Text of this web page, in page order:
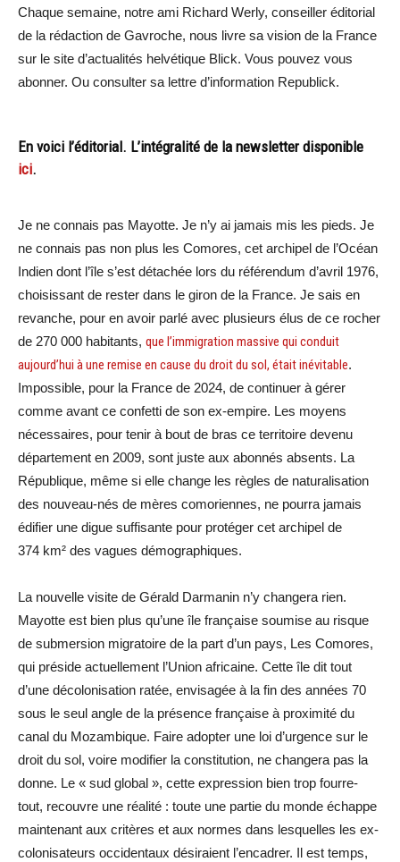
Chaque semaine, notre ami Richard Werly, conseiller éditorial
de la rédaction de Gavroche, nous livre sa vision de la France
sur le site d’actualités helvétique Blick. Vous pouvez vous
abonner. Ou consulter sa lettre d’information Republick.
En voici l’éditorial. L’intégralité de la newsletter disponible
ici.
Je ne connais pas Mayotte. Je n’y ai jamais mis les pieds. Je
ne connais pas non plus les Comores, cet archipel de l’Océan
Indien dont l’île s’est détachée lors du référendum d’avril 1976,
choisissant de rester dans le giron de la France. Je sais en
revanche, pour en avoir parlé avec plusieurs élus de ce rocher
de 270 000 habitants, que l’immigration massive qui conduit
aujourd’hui à une remise en cause du droit du sol, était inévitable.
Impossible, pour la France de 2024, de continuer à gérer
comme avant ce confetti de son ex-empire. Les moyens
nécessaires, pour tenir à bout de bras ce territoire devenu
département en 2009, sont juste aux abonnés absents. La
République, même si elle change les règles de naturalisation
des nouveau-nés de mères comoriennes, ne pourra jamais
édifier une digue suffisante pour protéger cet archipel de
374 km² des vagues démographiques.
La nouvelle visite de Gérald Darmanin n’y changera rien.
Mayotte est bien plus qu’une île française soumise au risque
de submersion migratoire de la part d’un pays, Les Comores,
qui préside actuellement l’Union africaine. Cette île dit tout
d’une décolonisation ratée, envisagée à la fin des années 70
sous le seul angle de la présence française à proximité du
canal du Mozambique. Faire adopter une loi d’urgence sur le
droit du sol, voire modifier la constitution, ne changera pas la
donne. Le « sud global », cette expression bien trop fourre-
tout, recouvre une réalité : toute une partie du monde échappe
maintenant aux critères et aux normes dans lesquelles les ex-
colonisateurs occidentaux désiraient l’encadrer. Il est temps,